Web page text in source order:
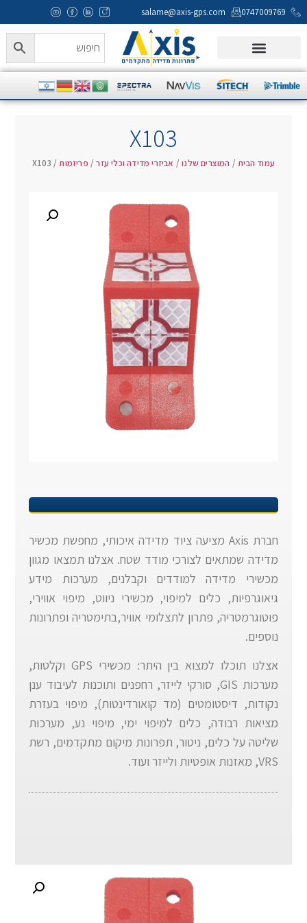
0747009769
salame@axis-gps.com
X103
עמוד הבית/ המוצרים שלנו/ אביזרי מדידה וכלי עזר/ פריזמות/ X103
חברת Axis מציעה ציוד מדידה איכותי, מחפשת מכשיר
מדידה שמתאים לצורכי מודד שטח. אצלנו תמצאו מגוון
מכשירי מדידה למודדים וקבלנים, מערכות מידע
גיאוגרפיות, כלים למיפוי, מכשירי ניווט, מיפוי אווירי,
פוטוגרמטריה, פתרון לתצלומי אוויר,בתימטריה ופתרונות
נוספים.
אצלנו תוכלו למצוא בין היתר: מכשירי GPS וקלטות,
מערכות GIS, סורקי לייזר, רחפנים ותוכנות לעיבוד ענן
נקודות, דיסטומטים (מד קואורדינטות), מיפוי בעזרת
מציאות רבודה, כלים למיפוי ימי, מיפוי נע, מערכות
שליטה על כלים, ניטור, תפרונות מיקום מתקדמים, רשת
VRS, מאזנות אופטיות ולייזר ועוד.